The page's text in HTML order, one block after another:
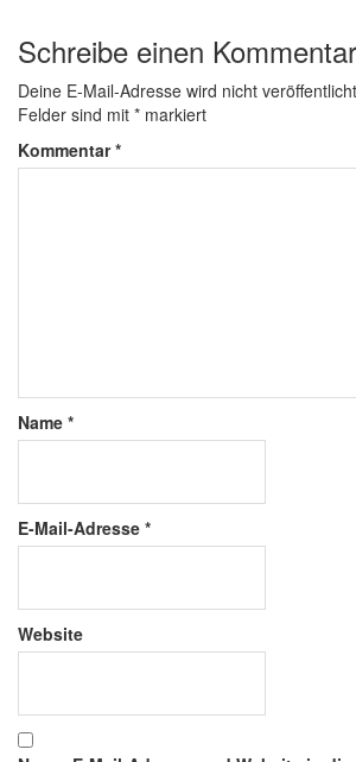
Schreibe einen Kommentar
Deine E-Mail-Adresse wird nicht
Felder sind mit * markiert
Kommentar*
Name *
E-Mail-Adresse *
Website